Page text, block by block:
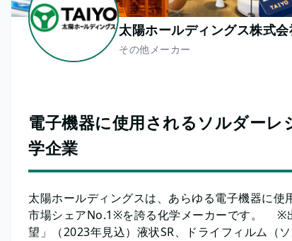
太陽ホールディングス株式会
その他メーカー
電子機器に使用されるソルダー
学企業
太陽ホールディングスは、あらゆる電子機器に
市場シェアNo.1※を誇る化学メーカーです。 ※
望」（2023年見込）液状SR、ドライフィルム（